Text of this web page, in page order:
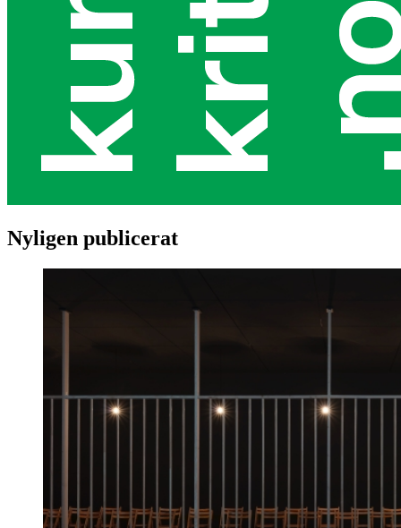
Nyligen publicerat